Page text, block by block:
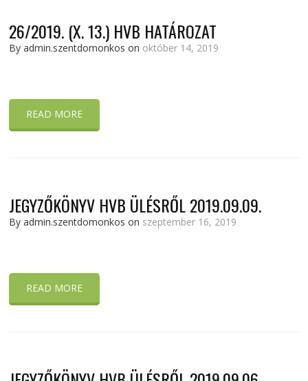
26/2019. (X. 13.) HVB HATÁROZAT
By admin.szentdomonkos on október 14, 2019
READ MORE
JEGYZŐKÖNYV HVB ÜLÉSRŐL 2019.09.09.
By admin.szentdomonkos on szeptember 16, 2019
READ MORE